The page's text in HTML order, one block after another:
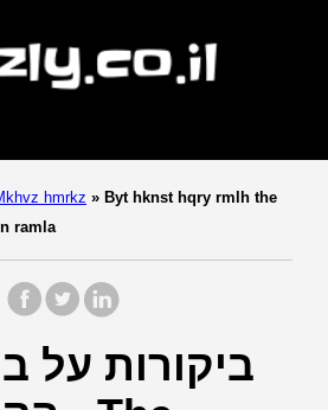
hmrkz » Byt hknst hqry rmlh the
ramla
ביקורות על